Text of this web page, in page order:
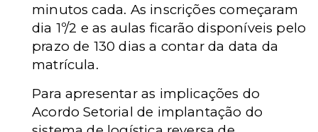
minutos cada. As inscrições começaram
dia 1º/2 e as aulas ficarão disponíveis pelo
prazo de 130 dias a contar da data da
matrícula.
Para apresentar as implicações do
Acordo Setorial de implantação do